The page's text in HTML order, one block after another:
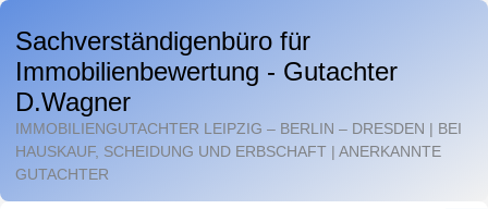
Zum
Inhalt
springen
Sachverständigenbüro für
Immobilienbewertung - Gutachter
D.Wagner
IMMOBILIENGUTACHTER LEIPZIG – BERLIN – DRESDEN | BEI
HAUSKAUF, SCHEIDUNG UND ERBSCHAFT | ANERKANNTE
GUTACHTER